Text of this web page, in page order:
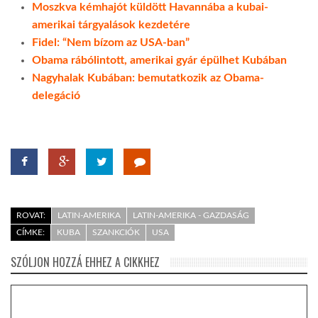
Moszkva kémhajót küldött Havannába a kubai-
amerikai tárgyalások kezdetére
Fidel: “Nem bízom az USA-ban”
Obama rábólintott, amerikai gyár épülhet Kubában
Nagyhalak Kubában: bemutatkozik az Obama-
delegáció
ROVAT: LATIN-AMERIKA
LATIN-AMERIKA - GAZDASÁG
CÍMKE:
KUBA SZANKCIÓK USA
SZÓLJON HOZZÁ EHHEZ A CIKKHEZ